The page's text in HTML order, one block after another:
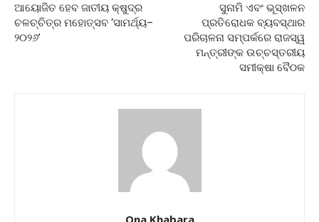
ଆୟୋଜିତ ହେବ ଜାତୀୟ କ୍ଷୁଦ୍ର
ଚଳଚ୍ଚିତ୍ର ମହୋତ୍ସବ ‘ସାମର୍ଥ୍ୟ–
୨୦୨୬’
ସୁନାମି ଏବଂ ଭୂସ୍ଖଳନ
ପ୍ରତିରୋଧକ ବ୍ୟବସ୍ଥାର
ପରିଚାଳନା ସମ୍ପର୍କରେ ରାଜସ୍ୱ
ମନ୍ତ୍ରୀଙ୍କ ଉଚ୍ଚସ୍ତରୀୟ
ସମୀକ୍ଷା ବୈଠକ
Ona Khabara